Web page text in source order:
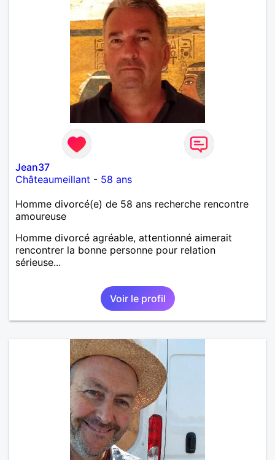
Jean37
Châteaumeillant - 58 ans
Homme divorcé(e) de 58 ans recherche rencontre
amoureuse
Homme divorcé agréable, attentionné aimerait
rencontrer la bonne personne pour relation
sérieuse...
Voir le profil